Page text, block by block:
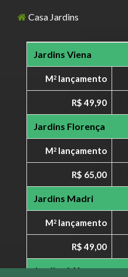
Casa Jardins
Jardins Viena
M2 lançamento
R$ 49,90
Jardins Florença
M2 lançamento
R$ 65,00
Jardins Madri
M2 lançamento
R$ 49,00
Jardins Mônaco